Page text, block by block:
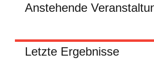
Anstehende
Letzte Ergebnisse